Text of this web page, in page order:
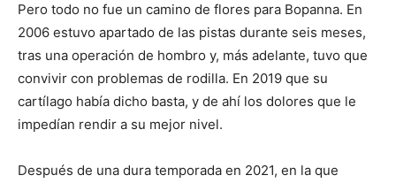
Pero todo no fue un camino de flores para Bopanna. En
2006 estuvo apartado de las pistas durante seis meses,
tras una operación de hombro y, más adelante, tuvo que
convivir con problemas de rodilla. En 2019 que su
cartílago había dicho basta, y de ahí los dolores que le
impedían rendir a su mejor nivel.
Después de una dura temporada en 2021, en la que